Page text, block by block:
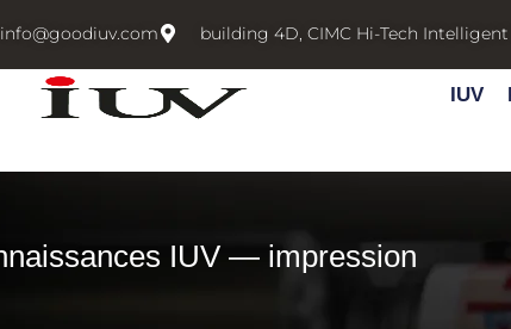
info@goodiuv.com building 4D, CIMC Hi-Tech
IUV
IUV — impression